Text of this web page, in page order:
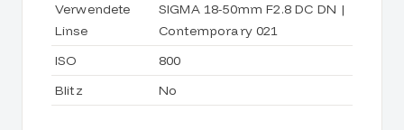
Verwendete
Linse
SIGMA 18-50mm F2.8 DC DN |
Contemporary 021
ISO
800
Blitz
No